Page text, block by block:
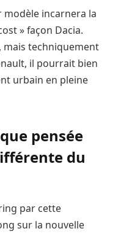
incarnera la
» façon Dacia.
techniquement
il pourrait bien
urbain en pleine
pensée
du
par cette
sur la nouvelle